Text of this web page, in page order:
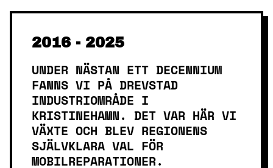
2016 - 2025
UNDER NÄSTAN ETT DECENNIUM
FANNS VI PÅ DREVSTAD
INDUSTRIOMRÅDE I
KRISTINEHAMN. DET VAR HÄR VI
VÄXTE OCH BLEV REGIONENS
SJÄLVKLARA VAL FÖR
MOBILREPARATIONER.